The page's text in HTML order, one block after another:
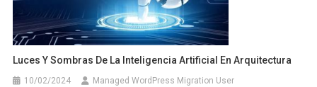
Luces Y Sombras De La Inteligencia Artificial En Arquitectura
10/02/2024 Managed WordPress Migration User